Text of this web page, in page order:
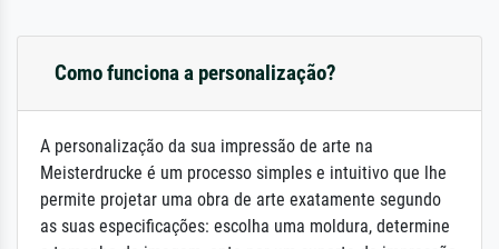
Como funciona a personalização?
A personalização da sua impressão de arte na
Meisterdrucke é um processo simples e intuitivo que lhe
permite projetar uma obra de arte exatamente segundo
as suas especificações: escolha uma moldura, determine